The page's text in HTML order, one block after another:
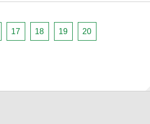
17 18 19 20